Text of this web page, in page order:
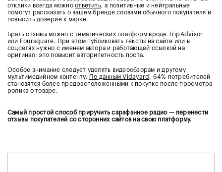
Самый простой способ приручить сарафанное радио — перенести
отзывы покупателей со сторонних сайтов на свою платформу.
отклики всегда можноответить, а позитивные и нейтральные
помогут рассказать о вашем бренде словами обычного покупателя и
повысить доверие к марке.
Брать отзывы можно с тематических платформ вроде TripAdvisor
или Foursquare. При этом публиковать тексты на сайте или в
соцсетях нужно с именем автора и работающей ссылкой на
оригинал: это повысит авторитетность поста.
Особое внимание следует уделять видеообзорам и другому
мультимедийном контенту. По данным Vidayard
, 64% потребителей
становятся более предрасположенными к покупке после просмотра
ролика о товаре.